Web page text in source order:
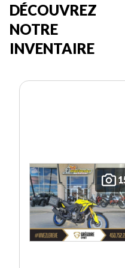
DÉCOUVREZ
NOTRE
INVENTAIRE